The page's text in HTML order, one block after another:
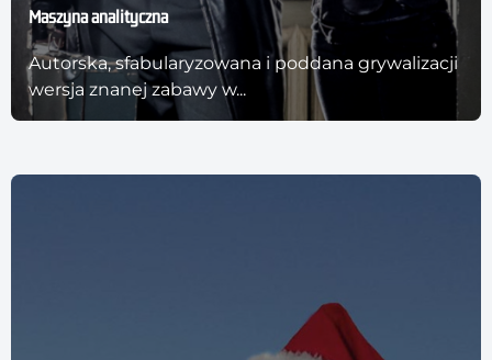
Maszyna analityczna
Autorska, sfabularyzowana i poddana grywalizacji
wersja znanej zabawy w...